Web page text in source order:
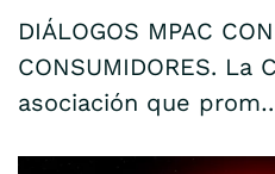
DIÁLOGOS MPAC
CONSUMIDORES. La
asociación que